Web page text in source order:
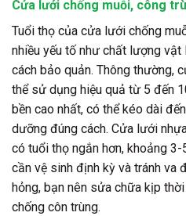
Cửa lưới chống muỗi, công
Tuổi thọ của cửa lưới chống
nhiều yếu tố như chất lượng
cách bảo quản. Thông thường,
thể sử dụng hiệu quả từ 5 đến
bền cao nhất, có thể kéo dài
dưỡng đúng cách. Cửa lưới
có tuổi thọ ngắn hơn, khoảng
cần vệ sinh định kỳ và tránh va
hỏng, bạn nên sửa chữa kịp
chống côn trùng.